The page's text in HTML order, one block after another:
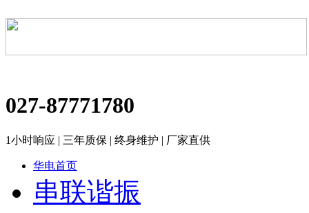
027-87771780
1小时响应 | 三年质保 | 终身维护 | 厂家直供
华电首页
串联谐振